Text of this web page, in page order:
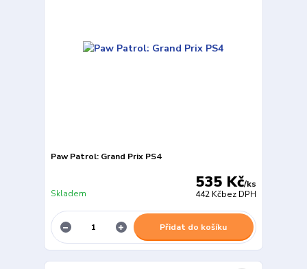
Paw Patrol: Grand Prix PS4
535 Kč/ks
442 Kčbez DPH
Skladem
Přidat do košíku